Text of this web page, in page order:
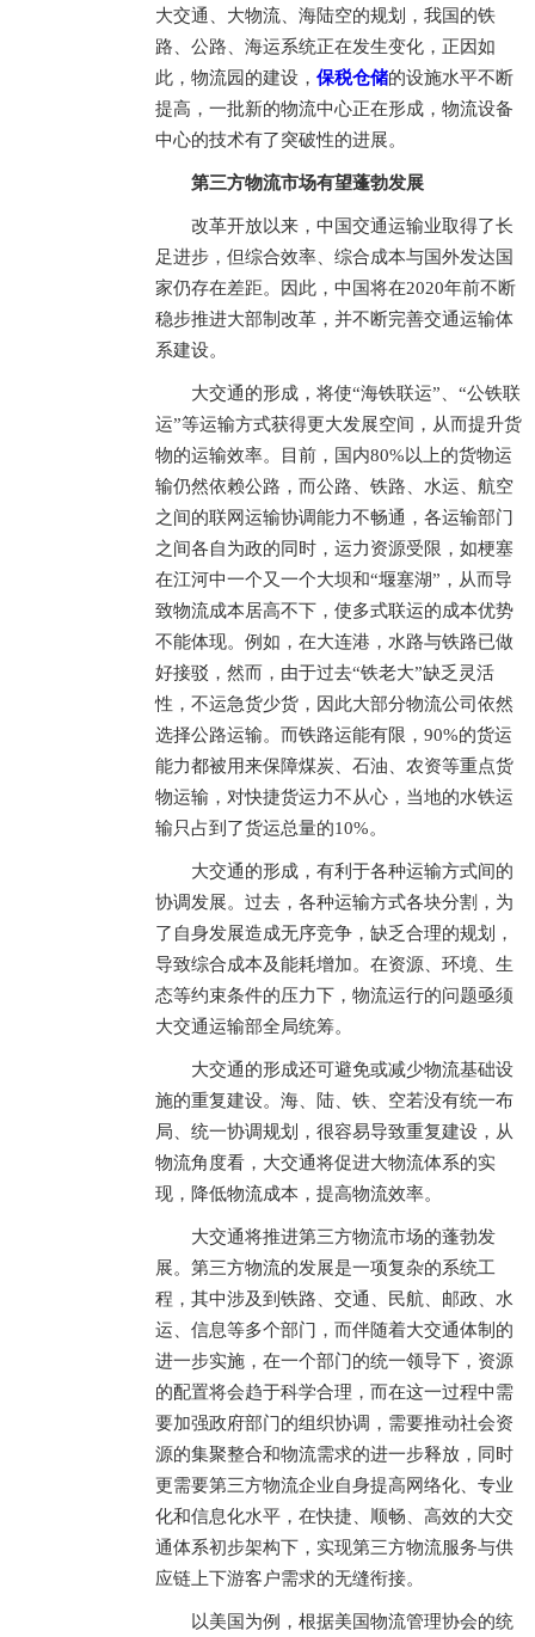
大交通、大物流、海陆空的规划，我国的铁
路、公路、海运系统正在发生变化，正因如
此，物流园的建设， 保税仓储的设施水平不断
提高，一批新的物流中心正在形成，物流设备
中心的技术有了突破性的进展。
第三方物流市场有望蓬勃发展
改革开放以来，中国交通运输业取得了长
足进步，但综合效率、综合成本与国外发达国
家仍存在差距。因此，中国将在2020年前不断
稳步推进大部制改革，并不断完善交通运输体
系建设。
大交通的形成，将使“海铁联运”、“公铁联
运”等运输方式获得更大发展空间，从而提升货
物的运输效率。目前，国内80%以上的货物运
输仍然依赖公路，而公路、铁路、水运、航空
之间的联网运输协调能力不畅通，各运输部门
之间各自为政的同时，运力资源受限，如梗塞
在江河中一个又一个大坝和“堰塞湖”，从而导
致物流成本居高不下，使多式联运的成本优势
不能体现。例如，在大连港，水路与铁路已做
好接驳，然而，由于过去“铁老大”缺乏灵活
性，不运急货少货，因此大部分物流公司依然
选择公路运输。而铁路运能有限，90%的货运
能力都被用来保障煤炭、石油、农资等重点货
物运输，对快捷货运力不从心，当地的水铁运
输只占到了货运总量的10%。
大交通的形成，有利于各种运输方式间的
协调发展。过去，各种运输方式各块分割，为
了自身发展造成无序竞争，缺乏合理的规划，
导致综合成本及能耗增加。在资源、环境、生
态等约束条件的压力下，物流运行的问题亟须
大交通运输部全局统筹。
大交通的形成还可避免或减少物流基础设
施的重复建设。海、陆、铁、空若没有统一布
局、统一协调规划，很容易导致重复建设，从
物流角度看，大交通将促进大物流体系的实
现，降低物流成本，提高物流效率。
大交通将推进第三方物流市场的蓬勃发
展。第三方物流的发展是一项复杂的系统工
程，其中涉及到铁路、交通、民航、邮政、水
运、信息等多个部门，而伴随着大交通体制的
进一步实施，在一个部门的统一领导下，资源
的配置将会趋于科学合理，而在这一过程中需
要加强政府部门的组织协调，需要推动社会资
源的集聚整合和物流需求的进一步释放，同时
更需要第三方物流企业自身提高网络化、专业
化和信息化水平，在快捷、顺畅、高效的大交
通体系初步架构下，实现第三方物流服务与供
应链上下游客户需求的无缝衔接。
以美国为例，根据美国物流管理协会的统